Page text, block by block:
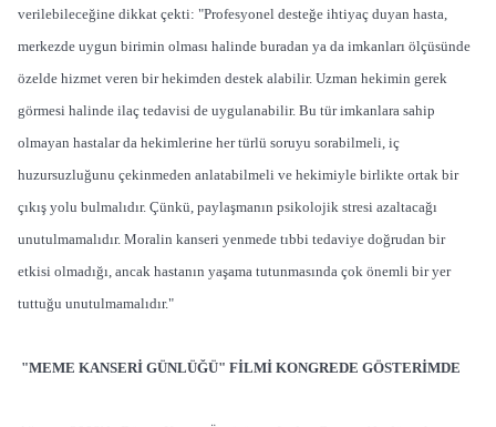
verilebileceğine dikkat çekti: "Profesyonel desteğe ihtiyaç duyan hasta,
merkezde uygun birimin olması halinde buradan ya da imkanları ölçüsünde
özelde hizmet veren bir hekimden destek alabilir. Uzman hekimin gerek
görmesi halinde ilaç tedavisi de uygulanabilir. Bu tür imkanlara sahip
olmayan hastalar da hekimlerine her türlü soruyu sorabilmeli, iç
huzursuzluğunu çekinmeden anlatabilmeli ve hekimiyle birlikte ortak bir
çıkış yolu bulmalıdır. Çünkü, paylaşmanın psikolojik stresi azaltacağı
unutulmamalıdır. Moralin kanseri yenmede tıbbi tedaviye doğrudan bir
etkisi olmadığı, ancak hastanın yaşama tutunmasında çok önemli bir yer
tuttuğu unutulmamalıdır."
"MEME KANSERİ GÜNLÜĞÜ" FİLMİ KONGREDE GÖSTERİMDE